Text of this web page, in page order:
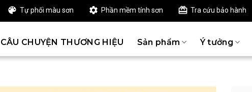
Tự phối màu sơn Phần mềm tính sơn Tra cứu bảo hành
CÂU CHUYỆN THƯƠNG HIỆU Sản phẩm Ý tưởng